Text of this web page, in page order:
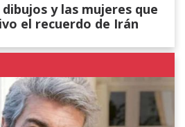
y las mujeres que
el recuerdo de Irán